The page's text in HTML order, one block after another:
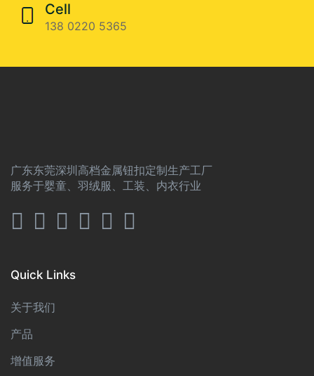
Cell
138 0220 5365
广东东莞深圳高档金属钮扣定制生产工厂
服务于婴童、羽绒服、工装、内衣行业
Quick Links
关于我们
产品
增值服务